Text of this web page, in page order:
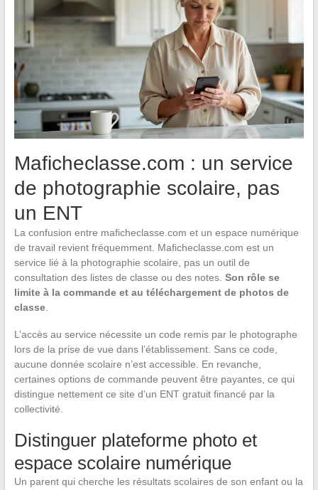
Maficheclasse.com : un service
de photographie scolaire, pas
un ENT
La confusion entre maficheclasse.com et un espace numérique
de travail revient fréquemment. Maficheclasse.com est un
service lié à la photographie scolaire, pas un outil de
consultation des listes de classe ou des notes. Son rôle se
limite à la commande et au téléchargement de photos de
classe.
L’accès au service nécessite un code remis par le photographe
lors de la prise de vue dans l’établissement. Sans ce code,
aucune donnée scolaire n’est accessible. En revanche,
certaines options de commande peuvent être payantes, ce qui
distingue nettement ce site d’un ENT gratuit financé par la
collectivité.
Distinguer plateforme photo et
espace scolaire numérique
Un parent qui cherche les résultats scolaires de son enfant ou la